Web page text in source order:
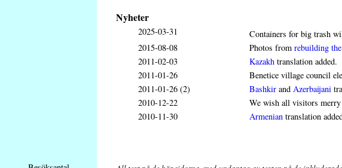
Nyheter
2025-03-31 Containers for big trash
2015-08-08
Photos from rebuilding
2011-02-03
Kazakh translation added.
2011-01-26
Benetice village council
2011-01-26 (2)
Bashkir and Azerbaijani
2010-12-22
We wish all visitors merry
2010-11-30
Armenian translation